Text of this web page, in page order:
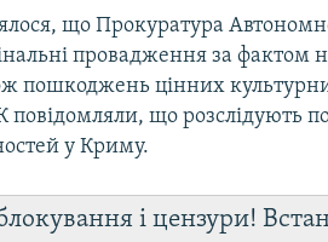
що Прокуратура
провадження за фактом
пошкоджень цінних
повідомляли, що розслідують
у Криму.
і цензури!